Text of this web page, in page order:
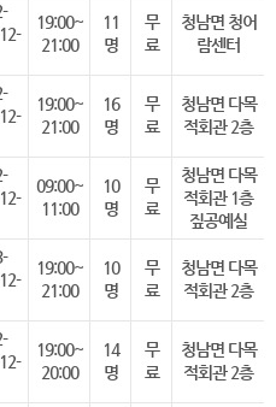
19:00~
21:00
11
명
무
료
청남면 청어
람센터
19:00~
21:00
16
명
무
료
청남면 다목
적회관 2층
09:00~
11:00
10
명
무
료
청남면 다목
적회관 1층
짚공예실
19:00~
21:00
10
명
무
료
청남면 다목
적회관 2층
19:00~
20:00
14
명
무
료
청남면 다목
적회관 2층